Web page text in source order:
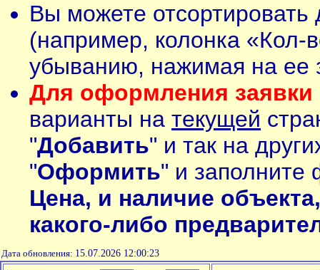
Вы можете
(например, колонка «Кол-
убыванию, нажимая на ее
Для оформления заявки
варианты на текущей
"Добавить" и так на
"Оформить" и заполните
Цена, и наличие
какого-либо
Дата обновления: 15.07.2026 12:00:23